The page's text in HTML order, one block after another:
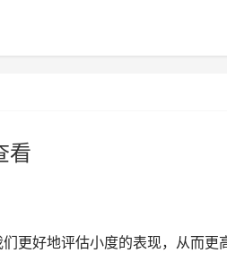
看
更好地评估小度的表现，从而更